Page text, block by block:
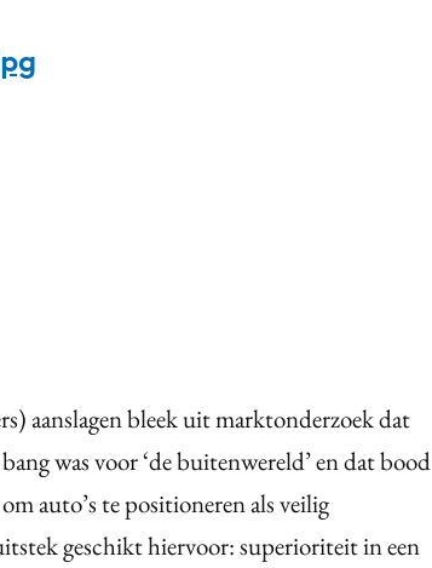
aanslagen bleek uit marktonderzoek dat
was voor ‘de buitenwereld’ en dat bood
auto’s te positioneren als veilig
geschikt hiervoor: superioriteit in een